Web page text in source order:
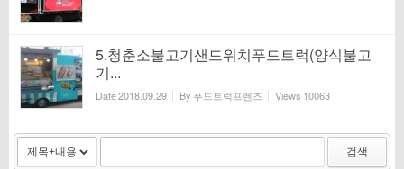
5.청춘소불고기샌드위치푸드트럭(양식불고
기...
Date2018.09.29 By 푸드트럭프렌즈 Views 10063
검색